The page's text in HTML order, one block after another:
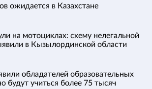
ожидается в Казахстане
на мотоциклах: схему нелегальной
в Кызылординской области
обладателей образовательных
будут учиться более 75 тысяч